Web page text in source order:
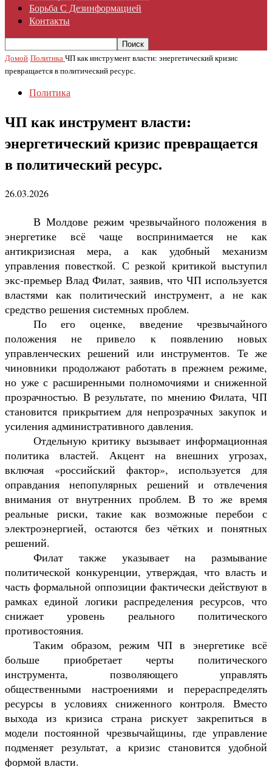
Борьба С Дезинформацией
Контакты
Домой ПолитикаЧП как инструмент власти: энергетический кризис
превращается в политический ресурс.
Политика
ЧП как инструмент власти:
энергетический кризис превращается
в политический ресурс.
26.03.2026
В Молдове режим чрезвычайного положения в
энергетике всё чаще воспринимается не как
антикризисная мера, а как удобный механизм
управления повесткой. С резкой критикой выступил
экс-премьерВлад Филат, заявив, что ЧП используется
властями как политический инструмент, а не как
средство решения системных проблем.
По его оценке, введение чрезвычайного
положения не привело к появлению новых
управленческих решений или инструментов. Те же
чиновники продолжают работать в прежнем режиме,
но уже с расширенными полномочиями и сниженной
прозрачностью. В результате, по мнению Филата, ЧП
становится прикрытием для непрозрачных закупок и
усиления административного давления.
Отдельную критику вызывает информационная
политика властей. Акцент на внешних угрозах,
включая «российский фактор», используется для
оправдания непопулярных решений и отвлечения
внимания от внутренних проблем. В то же время
реальные риски, такие как возможные перебои с
электроэнергией, остаются без чётких и понятных
решений.
Филат также указывает на размывание
политической конкуренции, утверждая, что власть и
часть формальной оппозиции фактически действуют в
рамках единой логики распределения ресурсов, что
снижает уровень реального политического
противостояния.
Таким образом, режим ЧП в энергетике всё
больше приобретает черты политического
инструмента, позволяющего управлять
общественными настроениями и перераспределять
ресурсы в условиях сниженного контроля. Вместо
выхода из кризиса страна рискует закрепиться в
модели постоянной чрезвычайщины, где управление
подменяет результат, а кризис становится удобной
формой власти.